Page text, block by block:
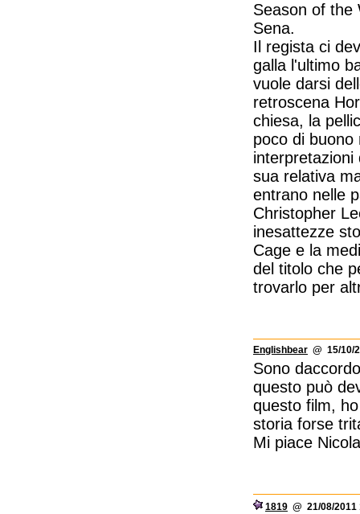
Season of the
Sena.
Il regista ci
galla l'ultimo
vuole darsi
retroscena
chiesa, la
poco di
interpretazioni
sua relativa
entrano nelle
Christopher
inesattezze
Cage e la
del titolo che
trovarlo per
Englishbear @ 15/10/
Sono
questo può
questo film,
storia forse
Mi piace
1819 @ 21/08/2011